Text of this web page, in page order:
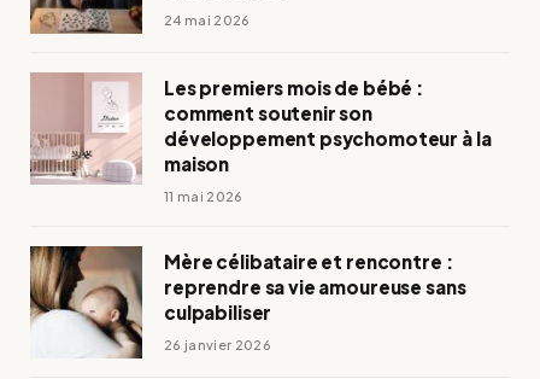
24 mai 2026
Les premiers mois de bébé :
comment soutenir son
développement psychomoteur à la
maison
11 mai 2026
Mère célibataire et rencontre :
reprendre sa vie amoureuse sans
culpabiliser
26 janvier 2026